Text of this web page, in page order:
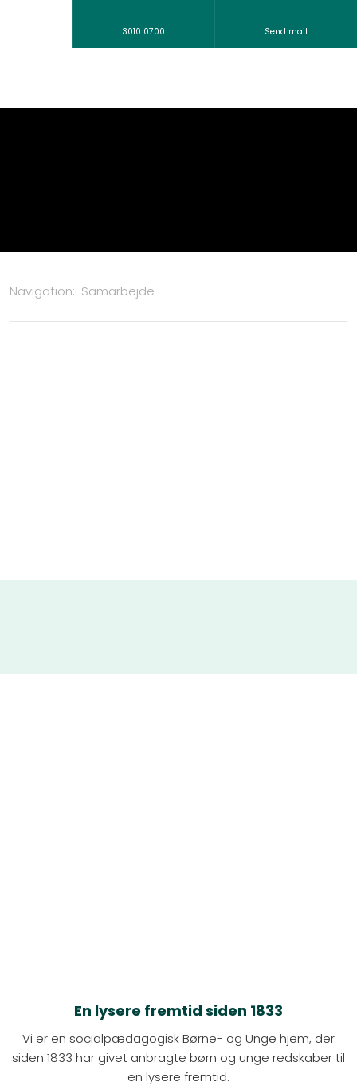
3010 0700 Send mail
Navigation: Samarbejde
En lysere fremtid siden 1833
Vi er en socialpædagogisk Børne- og Unge hjem, der
siden 1833 har givet anbragte børn og unge redskaber til
en lysere fremtid.